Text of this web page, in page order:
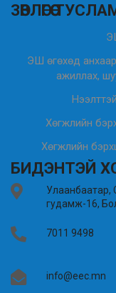
ЗӨВЛӨГӨӨ
ЭШ өгөхөд
ажиллах,
Хөгжлийн
Хөгжлийн
БИДЭНТЭЙ
Улаанбаатар,
гудамж-16,
7011 9498
info@eec.mn